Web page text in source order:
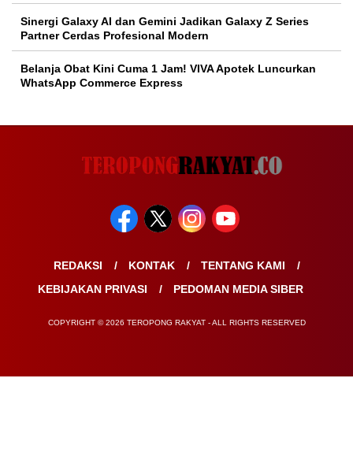
Sinergi Galaxy AI dan Gemini Jadikan Galaxy Z Series
Partner Cerdas Profesional Modern
Belanja Obat Kini Cuma 1 Jam! VIVA Apotek Luncurkan
WhatsApp Commerce Express
REDAKSI KONTAK
TENTANG KAMI
KEBIJAKAN PRIVASI
PEDOMAN MEDIA SIBER
COPYRIGHT © 2026 TEROPONG RAKYAT - ALL RIGHTS RESERVED